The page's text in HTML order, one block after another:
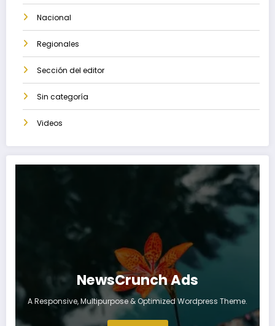
Nacional
Regionales
Sección del editor
Sin categoría
Videos
NewsCrunch Ads
A Responsive, Multipurpose & Optimized Wordpress Theme.